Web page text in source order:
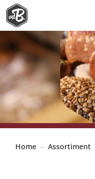
Home - Assortiment